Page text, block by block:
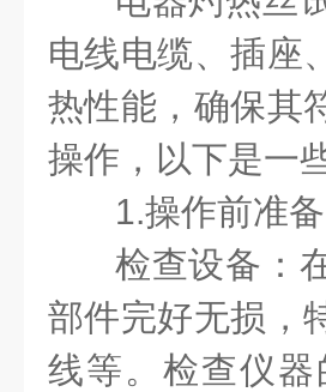
电线电缆、插座
热性能，确保其
操作，以下是一
1.操作前准备
检查设备：
部件完好无损，
线等。检查仪